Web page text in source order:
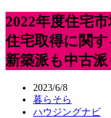
2022年度住宅
住宅取得に関
新築派も中古
2023/6/8
暮らそら
ハウジングナビ